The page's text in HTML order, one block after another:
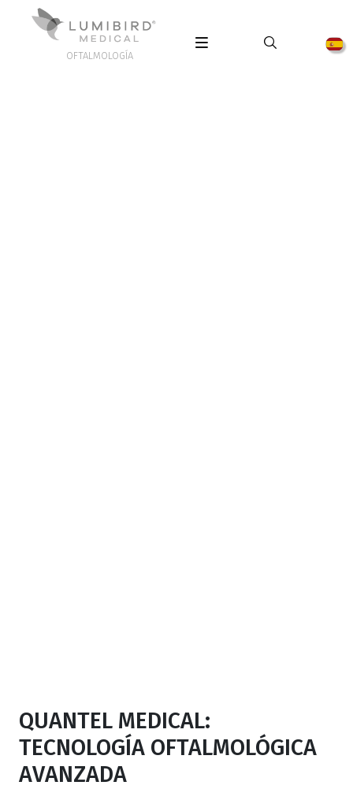
OFTALMOLOGÍA
QUANTEL MEDICAL:
TECNOLOGÍA OFTALMOLÓGICA
AVANZADA